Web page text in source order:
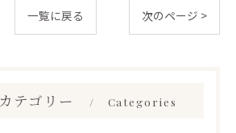
一覧に戻る 次のページ >
カテゴリー Categories